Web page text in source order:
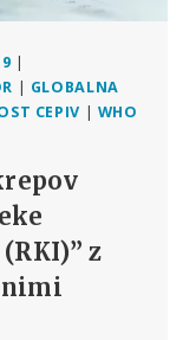
|
| GLOBALNA
CEPIV | WHO
z